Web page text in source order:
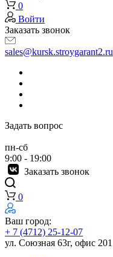
0
Войти
Заказать звонок
sales@kursk.stroygarant2.ru
Задать вопрос
пн-сб
9:00 - 19:00
Заказать звонок
0
Ваш город:
+ 7 (4712) 25-12-07
ул. Союзная 63г, офис 201